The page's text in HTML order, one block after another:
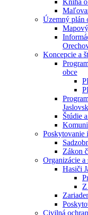
Kniha
Územný plán
Koncepcie a
obce
Štúdie
Poskytovanie
Zákon
Organizácie a
Hasiči
Civilná